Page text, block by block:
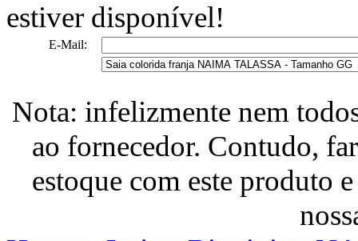
estiver disponível!
E-Mail:
Nota: infelizmente nem
ao fornecedor. Contudo,
estoque com este produto